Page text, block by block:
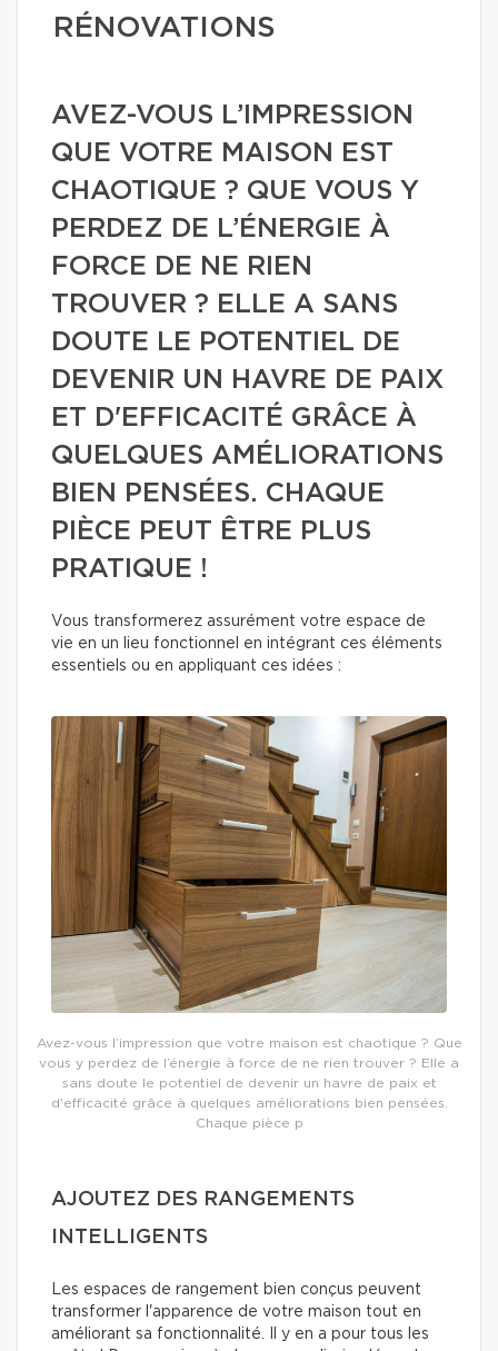
RÉNOVATIONS
AVEZ-VOUS L’IMPRESSION
QUE VOTRE MAISON EST
CHAOTIQUE ? QUE VOUS Y
PERDEZ DE L’ÉNERGIE À
FORCE DE NE RIEN
TROUVER ? ELLE A SANS
DOUTE LE POTENTIEL DE
DEVENIR UN HAVRE DE PAIX
ET D'EFFICACITÉ GRÂCE À
QUELQUES AMÉLIORATIONS
BIEN PENSÉES. CHAQUE
PIÈCE PEUT ÊTRE PLUS
PRATIQUE !
Vous transformerez assurément votre espace de
vie en un lieu fonctionnel en intégrant ces éléments
essentiels ou en appliquant ces idées :
Avez-vous l’impression que votre maison est chaotique ? Que
vous y perdez de l’énergie à force de ne rien trouver ? Elle a
sans doute le potentiel de devenir un havre de paix et
d'efficacité grâce à quelques améliorations bien pensées.
Chaque pièce p
AJOUTEZ DES RANGEMENTS
INTELLIGENTS
Les espaces de rangement bien conçus peuvent
transformer l'apparence de votre maison tout en
améliorant sa fonctionnalité. Il y en a pour tous les